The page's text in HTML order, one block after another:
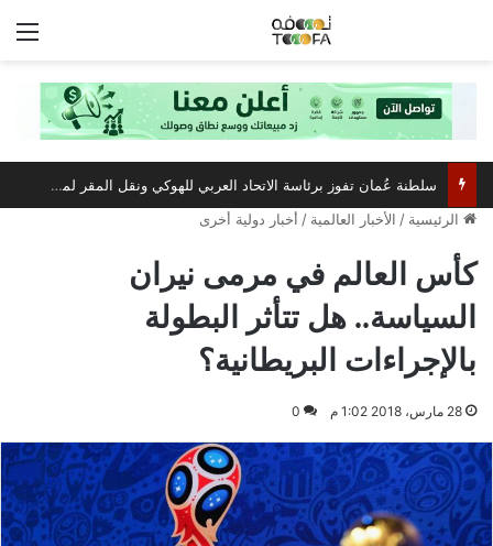
الرئيسية / الأخبار العالمية / أخبار دولية أخرى
كأس العالم في مرمى نيران
السياسة.. هل تتأثر البطولة
بالإجراءات البريطانية؟
28 مارس، 2018 1:02 م 0